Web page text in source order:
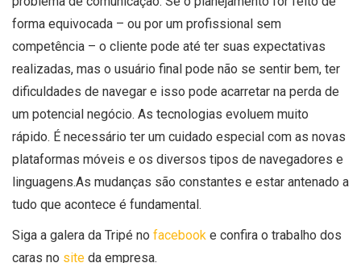
forma equivocada – ou por um profissional sem
competência – o cliente pode até ter suas expectativas
realizadas, mas o usuário final pode não se sentir bem, ter
dificuldades de navegar e isso pode acarretar na perda de
um potencial negócio. As tecnologias evoluem muito
rápido. É necessário ter um cuidado especial com as novas
plataformas móveis e os diversos tipos de navegadores e
linguagens.As mudanças são constantes e estar antenado a
tudo que acontece é fundamental.
Siga a galera da Tripé no facebook e confira o trabalho dos
caras no site da empresa.